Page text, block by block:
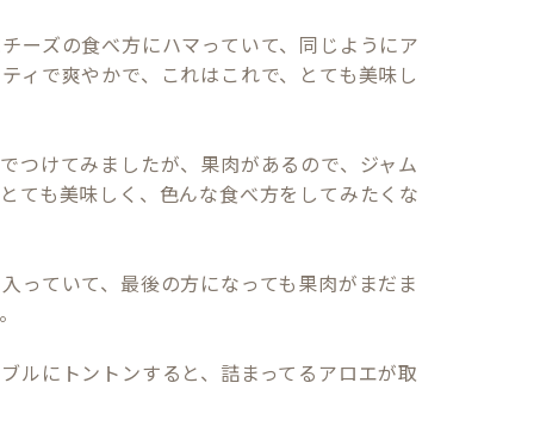
ーズの食べ方にハマっていて、同じようにア
ィで爽やかで、これはこれで、とても美味し
つけてみましたが、果肉があるので、ジャム
ても美味しく、色んな食べ方をしてみたくな
っていて、最後の方になっても果肉がまだま
ルにトントンすると、詰まってるアロエが取